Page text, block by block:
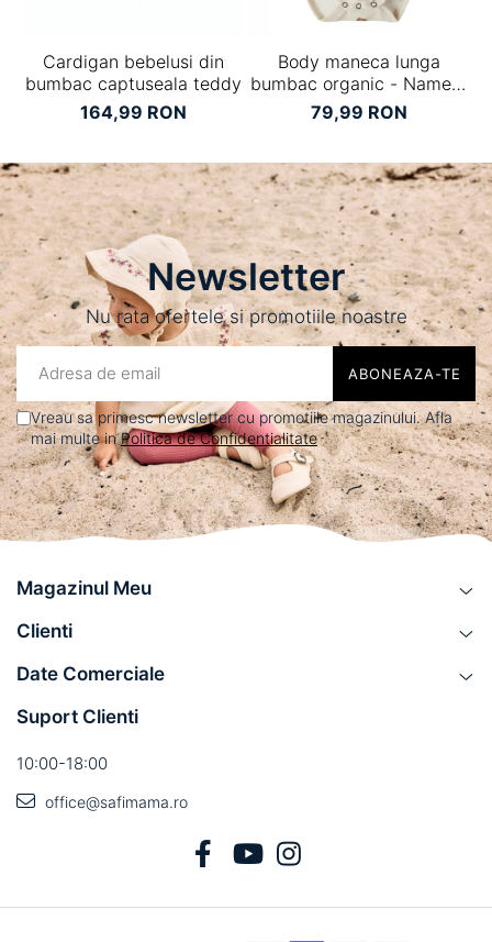
Cardigan bebelusi din
bumbac captuseala teddy
164,99 RON
Body maneca lunga
bumbac organic - Name It
Nillo
79,99 RON
Newsletter
Nu rata ofertele si promotiile noastre
Vreau sa primesc newsletter cu promotiile magazinului. Afla
mai multe inPolitica de Confidentialitate
Magazinul Meu
Clienti
Date Comerciale
Suport Clienti
10:00-18:00
office@safimama.ro